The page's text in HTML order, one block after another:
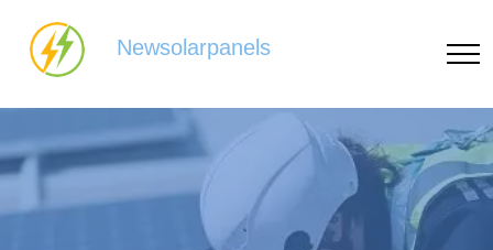
Newsolarpanels